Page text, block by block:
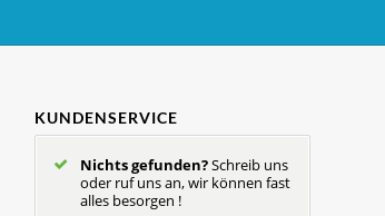
KUNDENSERVICE
Nichts gefunden?Schreib uns
oder ruf uns an, wir können fast
alles besorgen !